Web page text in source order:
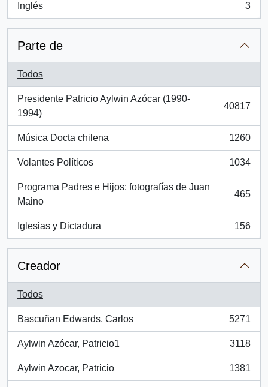
Inglés
, 3 resultados
3
Parte de
Todos
Presidente Patricio Aylwin Azócar (1990-
1994)
, 40817 resultados
40817
Música Docta chilena
, 1260 resultados
1260
Volantes Políticos
, 1034 resultados
1034
Programa Padres e Hijos: fotografías de Juan
Maino
, 465 resultados
465
Iglesias y Dictadura
, 156 resultados
156
Creador
Todos
Bascuñan Edwards, Carlos
, 5271 resultados
5271
Aylwin Azócar, Patricio1
, 3118 resultados
3118
Aylwin Azocar, Patricio
, 1381 resultados
1381